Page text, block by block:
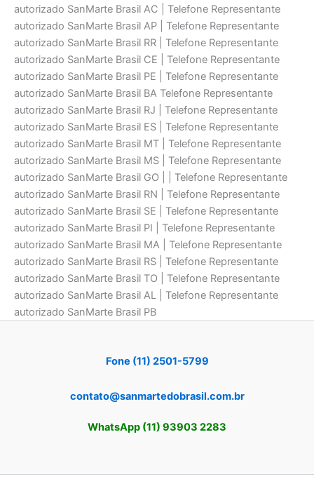
autorizado SanMarte Brasil AC | Telefone Representante
autorizado SanMarte Brasil AP | Telefone Representante
autorizado SanMarte Brasil RR | Telefone Representante
autorizado SanMarte Brasil CE | Telefone Representante
autorizado SanMarte Brasil PE | Telefone Representante
autorizado SanMarte Brasil BA Telefone Representante
autorizado SanMarte Brasil RJ | Telefone Representante
autorizado SanMarte Brasil ES | Telefone Representante
autorizado SanMarte Brasil MT | Telefone Representante
autorizado SanMarte Brasil MS | Telefone Representante
autorizado SanMarte Brasil GO | | Telefone Representante
autorizado SanMarte Brasil RN | Telefone Representante
autorizado SanMarte Brasil SE | Telefone Representante
autorizado SanMarte Brasil PI | Telefone Representante
autorizado SanMarte Brasil MA | Telefone Representante
autorizado SanMarte Brasil RS | Telefone Representante
autorizado SanMarte Brasil TO | Telefone Representante
autorizado SanMarte Brasil AL | Telefone Representante
autorizado SanMarte Brasil PB
Fone (11) 2501-5799
contato@sanmartedobrasil.com.br
WhatsApp (11) 93903 2283